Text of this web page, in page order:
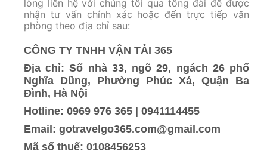
lòng liên hệ với chúng tôi qua tổng đài để được
nhận tư vấn chính xác hoặc đến trực tiếp văn
phòng theo địa chỉ sau:
CÔNG TY TNHH VẬN TẢI 365
Địa chỉ: Số nhà 33, ngõ 29, ngách 26 phố
Nghĩa Dũng, Phường Phúc Xá, Quận Ba
Đình, Hà Nội
Hotline: 0969 976 365 | 0941114455
Email: gotravelgo365.com@gmail.com
Mã số thuế: 0108456253